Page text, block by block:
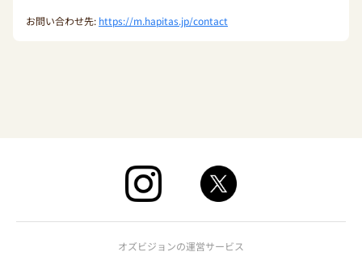
お問い合わせ先: https://m.hapitas.jp/contact
オズビジョンの運営サービス